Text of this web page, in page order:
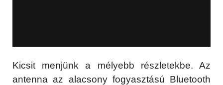
Kicsit menjünk a mélyebb részletekbe. Az
antenna az alacsony fogyasztású Bluetooth